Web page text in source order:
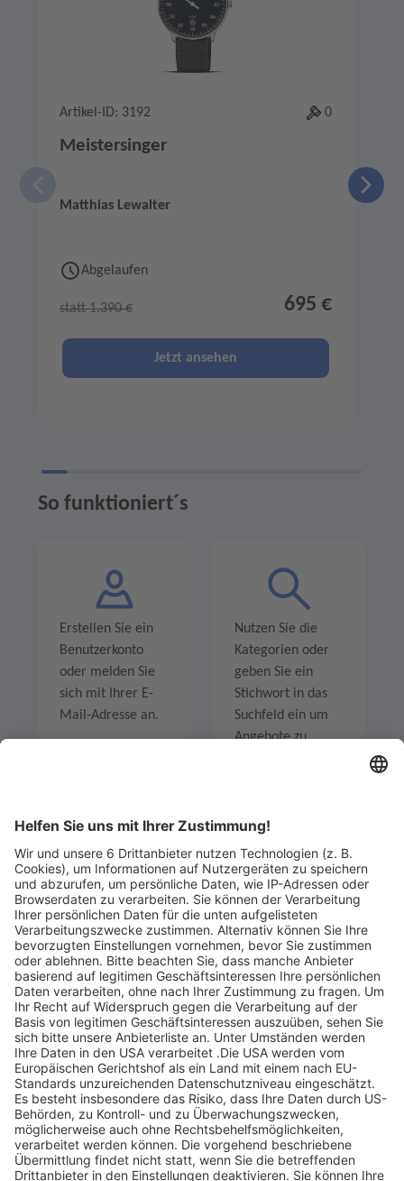
Artikel-ID: 3192 0
Meistersinger
Matthias Lewalter
Abgelaufen
statt 1.390 € 695 €
Jetzt ansehen
So funktioniert´s
Erstellen Sie ein
Benutzerkonto
oder melden Sie
sich mit Ihrer E-
Mail-Adresse an.
Nutzen Sie die
Kategorien oder
geben Sie ein
Stichwort in das
Suchfeld ein um
Angebote zu
Legen Sie zum
Mitbieten eine
Höchstgrenze für
Ihr Gebot fest. Ein
automatischer
Bietagent bietet
für Sie bis zum
Höchstgebot.
Sind Sie am Ende
der
Höchstbietende,
werden Sie per E-
Mail informiert
und erhalten nach
Zahlungseingang
ein Zertifikat zum
Einlösen des
Angebots.